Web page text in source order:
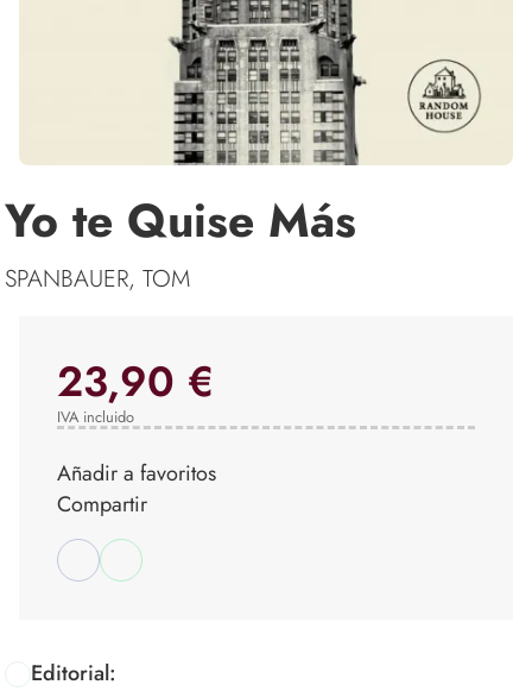
Yo te Quise Más
SPANBAUER, TOM
Editorial:
23,90 €
IVA incluido
Añadir a favoritos
Compartir